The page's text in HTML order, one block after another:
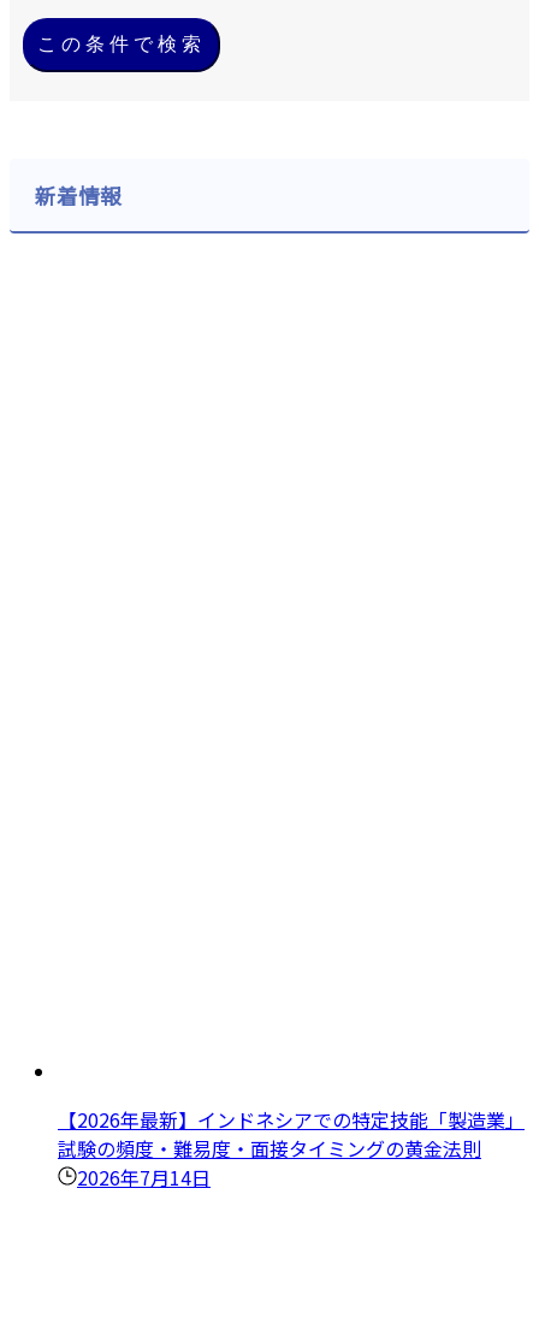
この条件で検索
新着情報
【2026年最新】インドネシアでの特定技能「製造業」
試験の頻度・難易度・面接タイミングの黄金法則
2026年7月14日